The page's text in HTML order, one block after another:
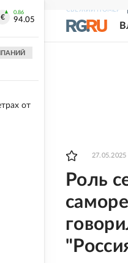
СВЕЖИЙ НОМЕР
27.05.2025
Роль
0.86
94.05
от